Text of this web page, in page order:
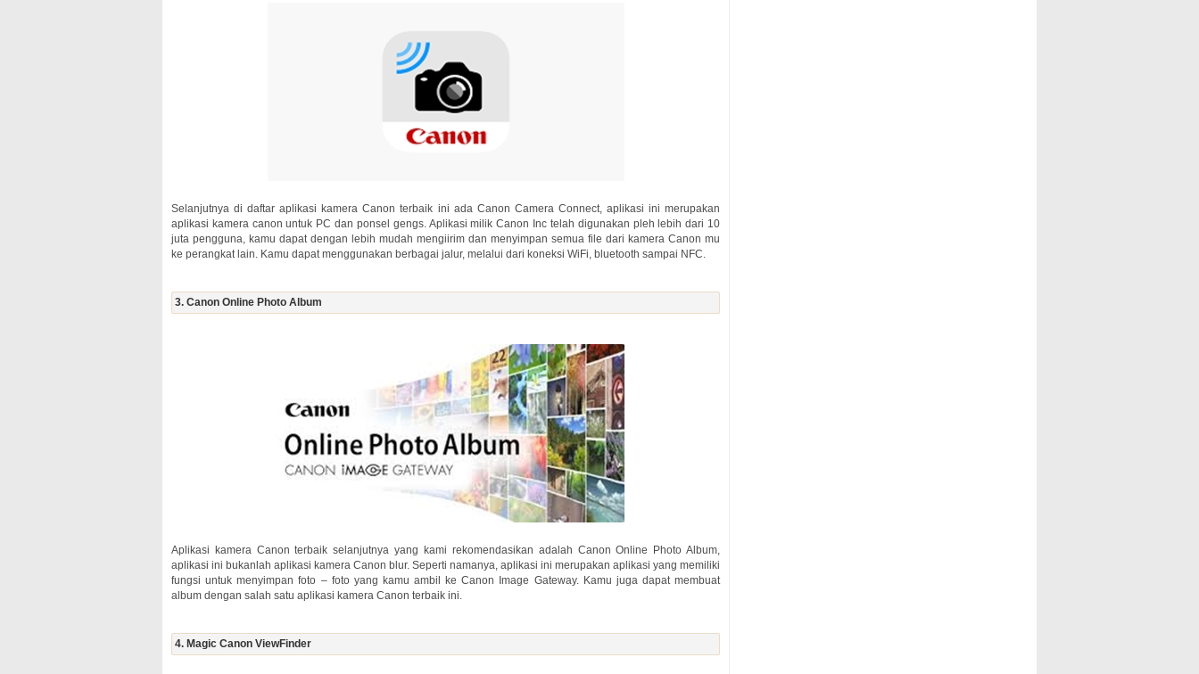
Selanjutnya di daftar aplikasi kamera Canon terbaik ini ada Canon Camera Connect, aplikasi ini merupakan
aplikasi kamera canon untuk PC dan ponsel gengs. Aplikasi milik Canon Inc telah digunakan pleh lebih dari 10
juta pengguna, kamu dapat dengan lebih mudah mengiirim dan menyimpan semua file dari kamera Canon mu
ke perangkat lain. Kamu dapat menggunakan berbagai jalur, melalui dari koneksi WiFi, bluetooth sampai NFC.
3. Canon Online Photo Album
Aplikasi kamera Canon terbaik selanjutnya yang kami rekomendasikan adalah Canon Online Photo Album,
aplikasi ini bukanlah aplikasi kamera Canon blur. Seperti namanya, aplikasi ini merupakan aplikasi yang memiliki
fungsi untuk menyimpan foto – foto yang kamu ambil ke Canon Image Gateway. Kamu juga dapat membuat
album dengan salah satu aplikasi kamera Canon terbaik ini.
4. Magic Canon ViewFinder